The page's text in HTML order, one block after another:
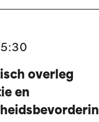
overleg
en